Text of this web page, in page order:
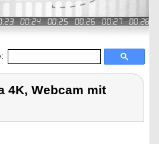
4K, Webcam mit